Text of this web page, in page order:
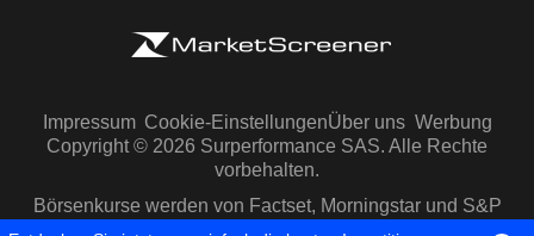
Impressum Cookie-EinstellungenÜber uns Werbung
Copyright © 2026 Surperformance SAS. Alle Rechte
vorbehalten.
Börsenkurse werden von Factset, Morningstar und S&P
Capital IQ zur Verfügung gestellt